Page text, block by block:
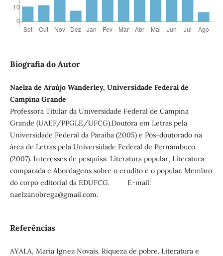
Biografia do Autor
Naelza de Araújo Wanderley, Universidade Federal de
Campina Grande
Professora Titular da Universidade Federal de Campina
Grande (UAEF/PPGLE/UFCG).Doutora em Letras pela
Universidade Federal da Paraíba (2005) e Pós-doutorado na
área de Letras pela Universidade Federal de Pernambuco
(2007). Interesses de pesquisa: Literatura popular; Literatura
comparada e Abordagens sobre o erudito e o popular. Membro
do corpo editorial da EDUFCG. E-mail:
naelzanobrega@gmail.com.
Referências
AYALA, Maria Ignez Novais. Riqueza de pobre. Literatura e